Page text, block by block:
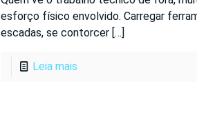
esforço físico envolvido. Carregar
escadas, se contorcer[…]
Leia mais